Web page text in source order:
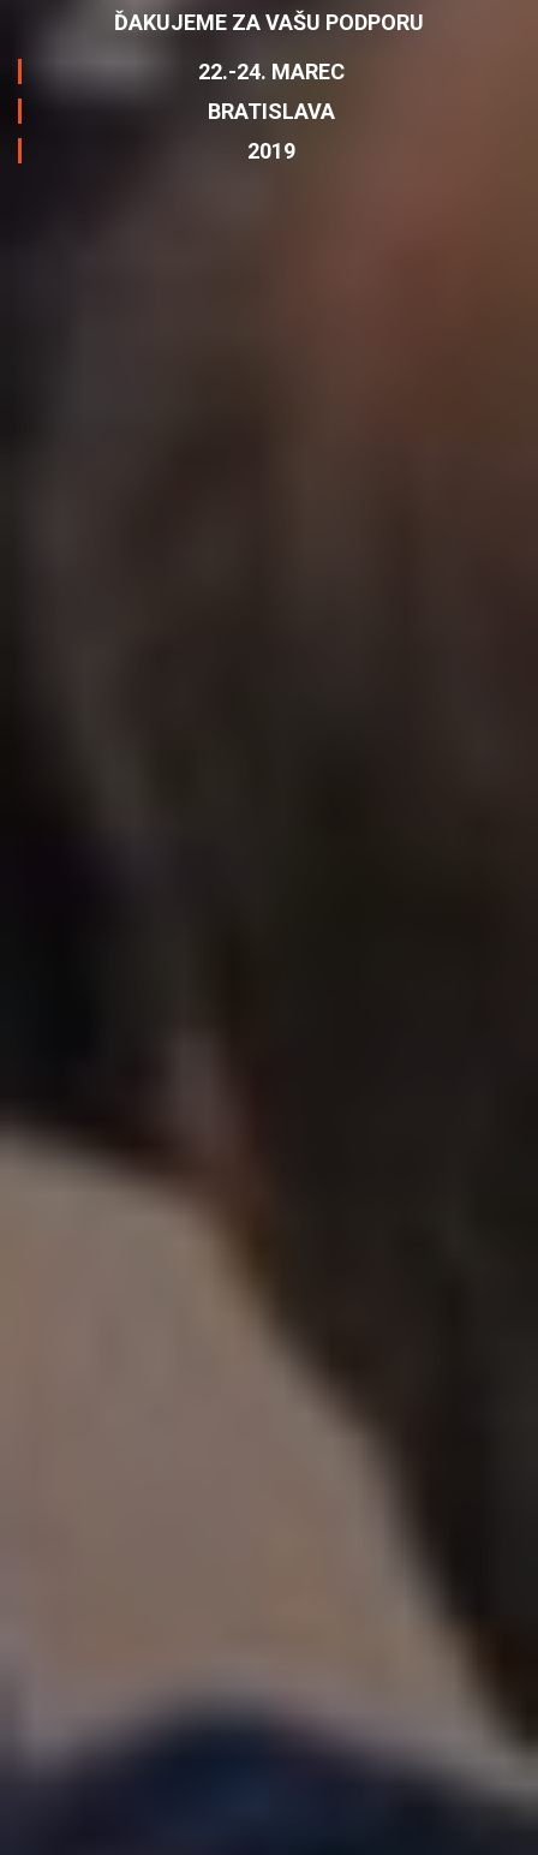
ĎAKUJEME ZA VAŠU PODPORU
22.-24. MAREC
BRATISLAVA
2019